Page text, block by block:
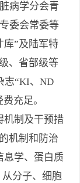
病学分会青
委会常委等
库”及陆军特
、省部级等
志“KI、 ND
充足。
机制及干预措
的机制和防治
息学、蛋白质
分子、细胞